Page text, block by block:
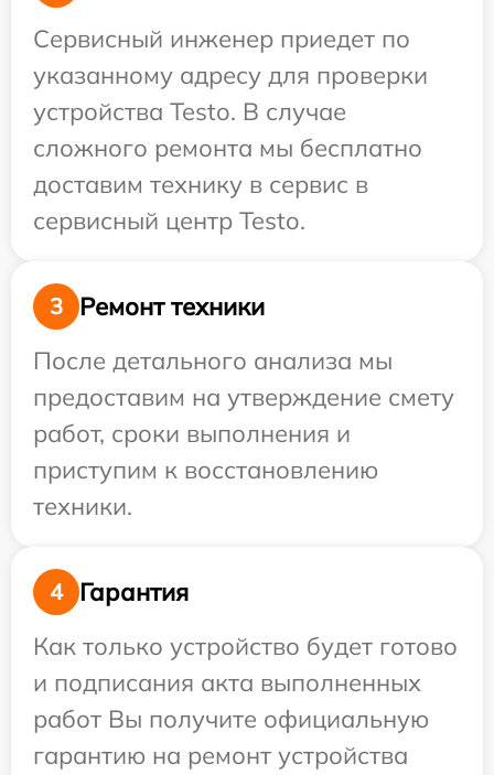
Сервисный инженер приедет по
указанному адресу для проверки
устройства Testo. В случае
сложного ремонта мы бесплатно
доставим технику в сервис в
сервисный центр Testo.
3
Ремонт техники
После детального анализа мы
предоставим на утверждение смету
работ, сроки выполнения и
приступим к восстановлению
техники.
4
Гарантия
Как только устройство будет готово
и подписания акта выполненных
работ Вы получите официальную
гарантию на ремонт устройства